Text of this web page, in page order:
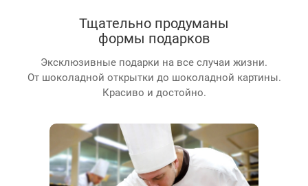
Тщательно продуманы
формы подарков
Эксклюзивные подарки на все случаи жизни.
От шоколадной открытки до шоколадной картины.
Красиво и достойно.